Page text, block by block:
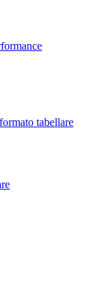
tabellare